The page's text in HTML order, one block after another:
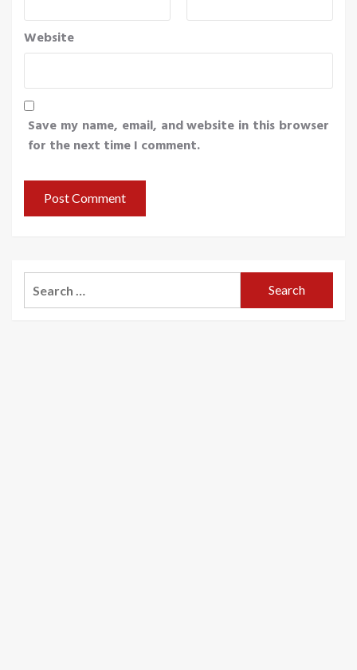
Website
Save my name, email, and website in this browser
for the next time I comment.
for: